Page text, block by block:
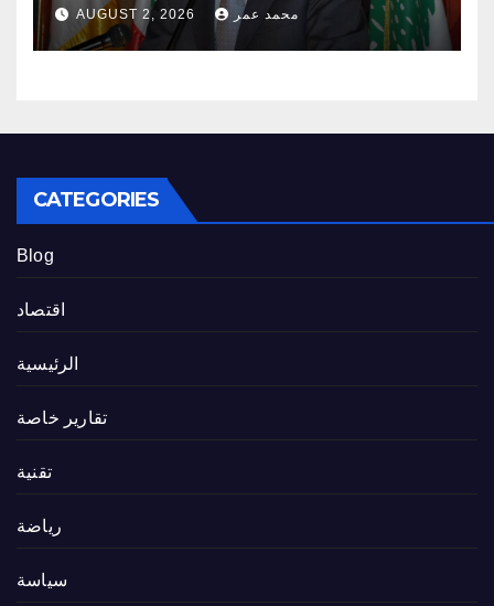
AUGUST 2, 2026 محمد عمر
CATEGORIES
Blog
اقتصاد
الرئيسية
تقارير خاصة
تقنية
رياضة
سياسة